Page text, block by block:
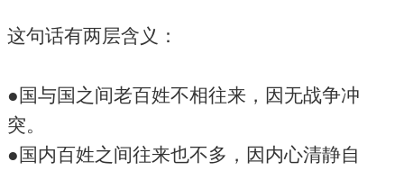
这句话有两层含义：
●国与国之间老百姓不相往来，因无战争冲
突。
●国内百姓之间往来也不多，因内心清静自